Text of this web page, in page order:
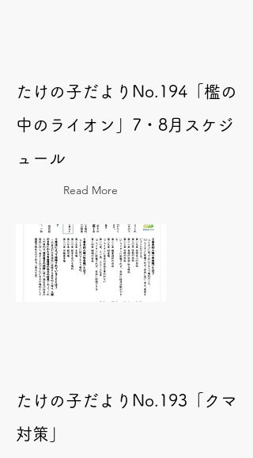
たけの子だよりNo.194「檻の
中のライオン」7・8月スケジ
ュール
Read More
たけの子だよりNo.193「クマ
対策」